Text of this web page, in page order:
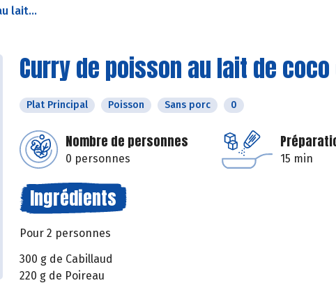
lait...
Curry de poisson au lait de
Plat Principal Poisson Sans porc 0
Nombre de personnes
0 personnes 15 min
Ingrédients
Pour 2 personnes
300 g de Cabillaud
220 g de Poireau